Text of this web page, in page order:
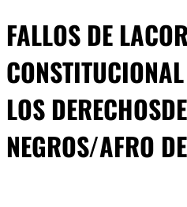
FALLOS DE
LOS
NEGROS/AFRO